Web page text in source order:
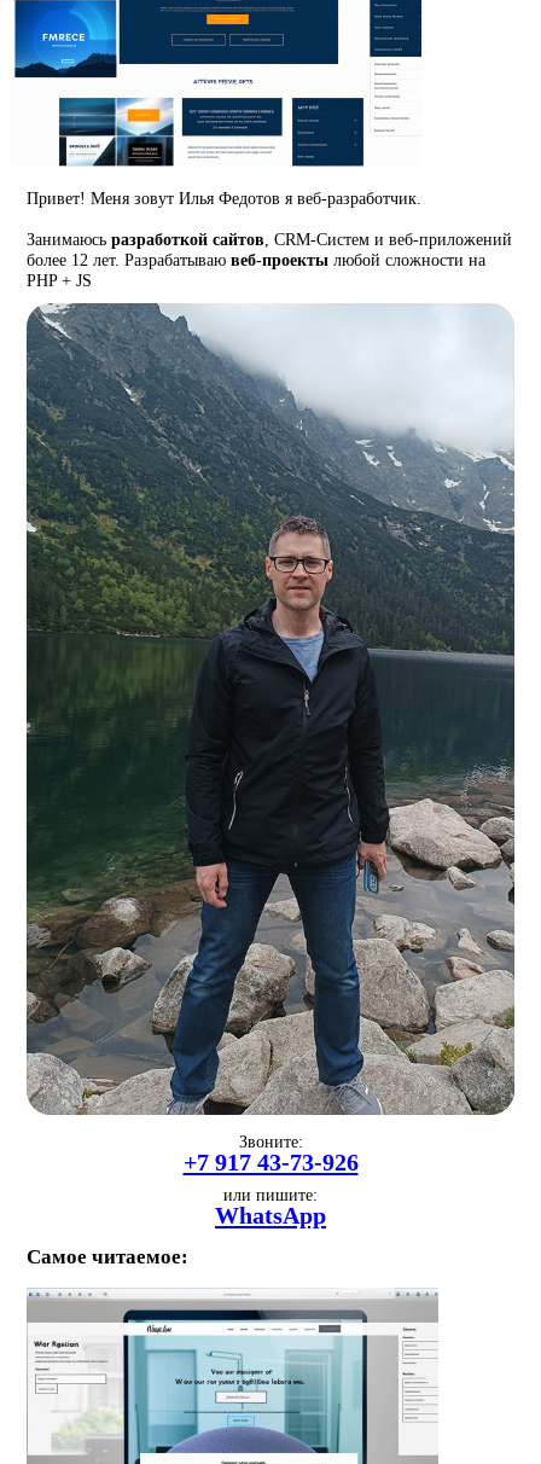
Привет! Меня зовут Илья Федотов я веб-разработчик.
Занимаюсьразработкой сайтов , CRM-Систем и веб-приложений
более 12 лет. Разрабатываювеб-проекты любой сложности на
PHP + JS
Звоните:
+7 917 43-73-926
или пишите:
WhatsApp
Самое читаемое: